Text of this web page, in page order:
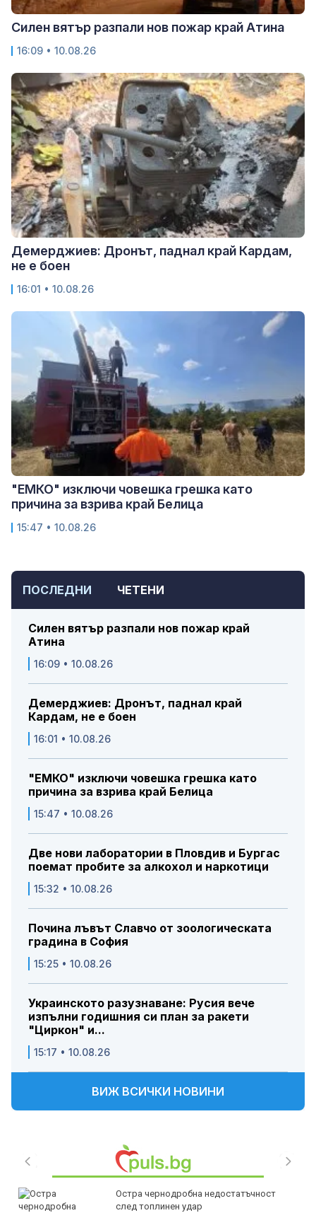
ПОСЛЕДНИ ЧЕТЕНИ
Силен вятър разпали нов пожар край
Атина
16:09 • 10.08.26
Демерджиев: Дронът, паднал край
Кардам, не е боен
16:01 • 10.08.26
"ЕМКО" изключи човешка грешка като
причина за взрива край Белица
15:47 • 10.08.26
Две нови лаборатории в Пловдив и Бургас
поемат пробите за алкохол и наркотици
15:32 • 10.08.26
Почина лъвът Славчо от зоологическата
градина в София
15:25 • 10.08.26
Украинското разузнаване: Русия вече
изпълни годишния си план за ракети
"Циркон" и...
15:17 • 10.08.26
ВИЖ ВСИЧКИ НОВИНИ
Остра чернодробна недостатъчност
след топлинен удар
Силен вятър разпали нов пожар край Атина
16:09 • 10.08.26
Демерджиев: Дронът, паднал край Кардам,
не е боен
16:01 • 10.08.26
"ЕМКО" изключи човешка грешка като
причина за взрива край Белица
15:47 • 10.08.26